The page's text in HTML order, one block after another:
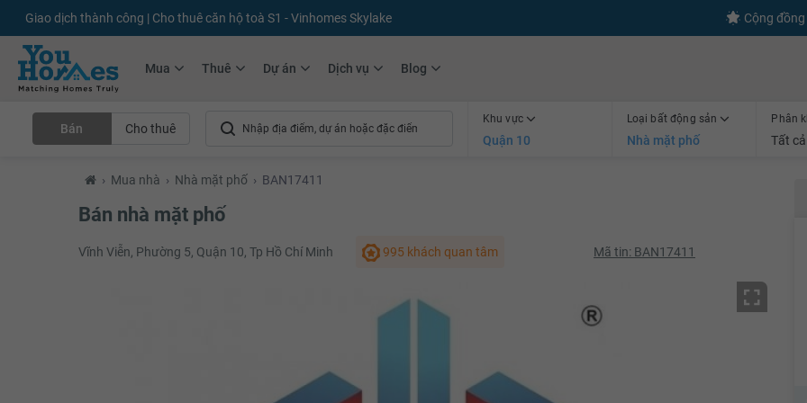
+75.000Tin đăng mới hàng tháng +10.000Thành viên Youhomers Cộng
Mua Thuê Dự án Dịch vụ Blog
Bán Cho thuê
Khu vực
Quận 10
Loại bất động sản
Nhà mặt phố
Phân
Tất cả
› Mua nhà › Nhà mặt phố › BAN17411
Bán nhà mặt phố
Vĩnh Viễn, Phường 5, Quận 10, Tp Hồ Chí Minh 995 khách quan tâm Mã tin: BAN17411